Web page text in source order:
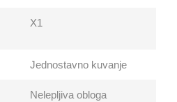
X1
Jednostavno kuvanje
Nelepljiva obloga